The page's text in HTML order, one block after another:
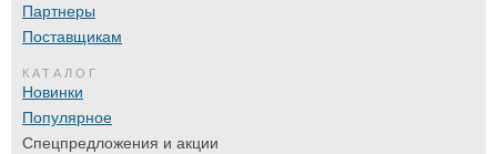
Партнеры
Поставщикам
КАТАЛОГ
Новинки
Популярное
Спецпредложения и акции